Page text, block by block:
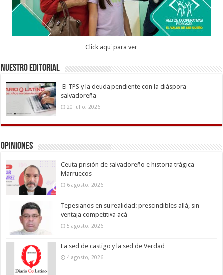
Click aqui para ver
Nuestro Editorial
El TPS y la deuda pendiente con la diáspora
salvadoreña
20 julio, 2026
Opiniones
Ceuta prisión de salvadoreño e historia trágica
Marruecos
6 agosto, 2026
Tepesianos en su realidad: prescindibles allá, sin
ventaja competitiva acá
5 agosto, 2026
La sed de castigo y la sed de Verdad
4 agosto, 2026